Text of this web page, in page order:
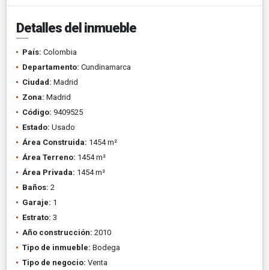
Detalles del inmueble
País: Colombia
Departamento: Cundinamarca
Ciudad: Madrid
Zona: Madrid
Código: 9409525
Estado: Usado
Área Construida: 1454 m²
Área Terreno: 1454 m²
Área Privada: 1454 m²
Baños: 2
Garaje: 1
Estrato: 3
Año construcción: 2010
Tipo de inmueble: Bodega
Tipo de negocio: Venta